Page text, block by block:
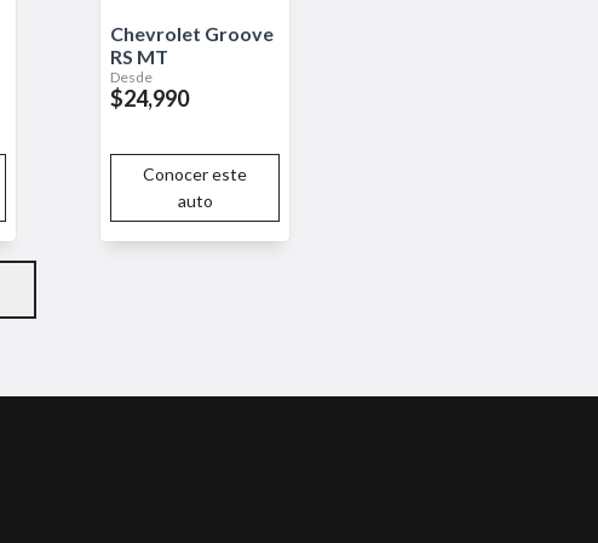
Chevrolet Groove
RS MT
Desde
$24,990
Conocer este
auto